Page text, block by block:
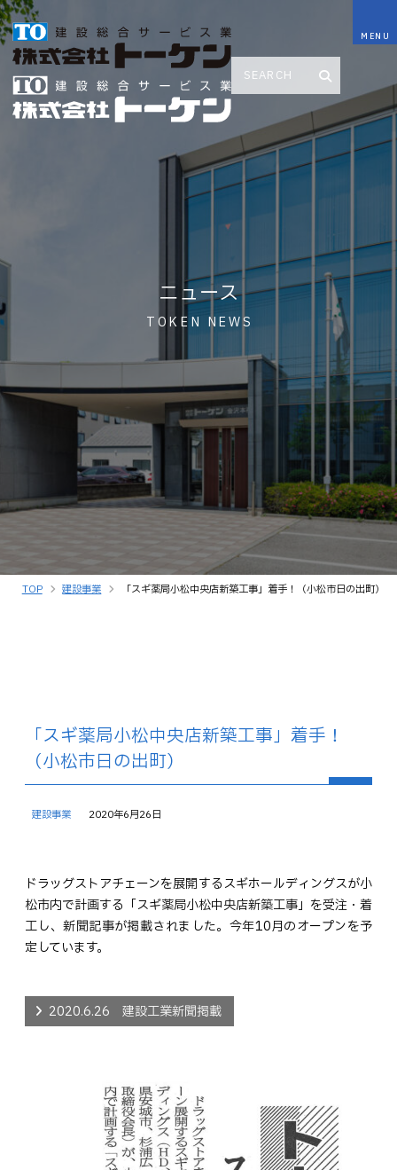
ニュース
TOKEN NEWS
TOP 建設事業 「スギ薬局小松中央店新築工事」着手！（小松市日の出町）
「スギ薬局小松中央店新築工事」着手！
（小松市日の出町）
建設事業 2020年6月26日
ドラッグストアチェーンを展開するスギホールディングスが小
松市内で計画する「スギ薬局小松中央店新築工事」を受注・着
工し、新聞記事が掲載されました。今年10月のオープンを予
定しています。
2020.6.26 建設工業新聞掲載